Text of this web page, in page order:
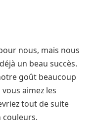
nous, mais nous
un beau succès.
goût beaucoup
aimez les
tout de suite
couleurs.